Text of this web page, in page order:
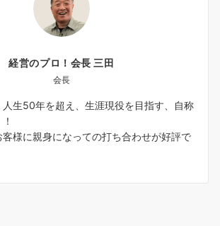
経営のプロ！会長 三田
会長
生50年を超え、生涯現役を目指す、自称
様に親身になっての打ち合わせが好評で